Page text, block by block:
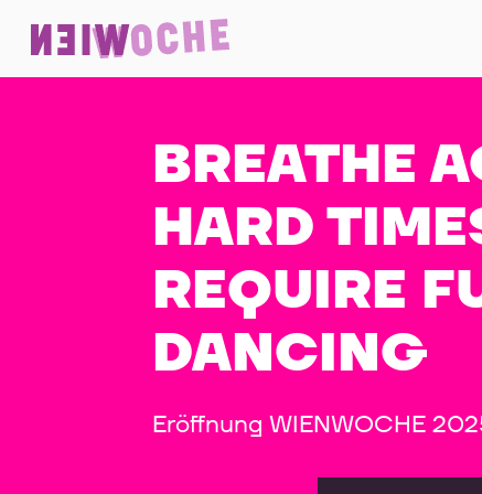
BREATHE
HARD
REQUIRE
DANCING
Eröffnung WIENWOCHE